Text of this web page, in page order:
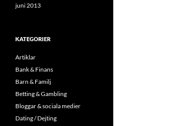
juni 2013
KATEGORIER
Artiklar
Bank & Finans
Barn & Familj
Betting & Gambling
Bloggar & sociala medier
Dating / Dejting